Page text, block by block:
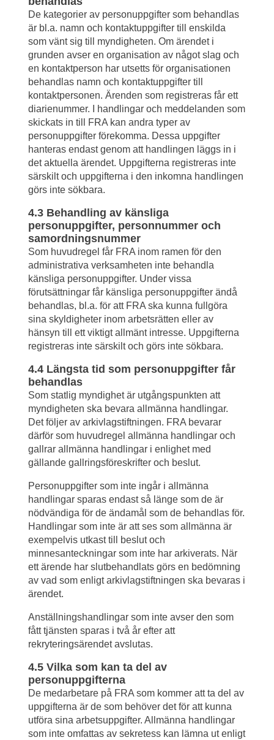
De kategorier av personuppgifter som behandlas
är bl.a. namn och kontaktuppgifter till enskilda
som vänt sig till myndigheten. Om ärendet i
grunden avser en organisation av något slag och
en kontaktperson har utsetts för organisationen
behandlas namn och kontaktuppgifter till
kontaktpersonen. Ärenden som registreras får ett
diarienummer. I handlingar och meddelanden som
skickats in till FRA kan andra typer av
personuppgifter förekomma. Dessa uppgifter
hanteras endast genom att handlingen läggs in i
det aktuella ärendet. Uppgifterna registreras inte
särskilt och uppgifterna i den inkomna handlingen
görs inte sökbara.
4.3 Behandling av känsliga
personuppgifter, personnummer och
samordningsnummer
Som huvudregel får FRA inom ramen för den
administrativa verksamheten inte behandla
känsliga personuppgifter. Under vissa
förutsättningar får känsliga personuppgifter ändå
behandlas, bl.a. för att FRA ska kunna fullgöra
sina skyldigheter inom arbetsrätten eller av
hänsyn till ett viktigt allmänt intresse. Uppgifterna
registreras inte särskilt och görs inte sökbara.
4.4 Längsta tid som personuppgifter får
behandlas
Som statlig myndighet är utgångspunkten att
myndigheten ska bevara allmänna handlingar.
Det följer av arkivlagstiftningen. FRA bevarar
därför som huvudregel allmänna handlingar och
gallrar allmänna handlingar i enlighet med
gällande gallringsföreskrifter och beslut.
Personuppgifter som inte ingår i allmänna
handlingar sparas endast så länge som de är
nödvändiga för de ändamål som de behandlas för.
Handlingar som inte är att ses som allmänna är
exempelvis utkast till beslut och
minnesanteckningar som inte har arkiverats. När
ett ärende har slutbehandlats görs en bedömning
av vad som enligt arkivlagstiftningen ska bevaras i
ärendet.
Anställningshandlingar som inte avser den som
fått tjänsten sparas i två år efter att
rekryteringsärendet avslutas.
4.5 Vilka som kan ta del av
personuppgifterna
De medarbetare på FRA som kommer att ta del av
uppgifterna är de som behöver det för att kunna
utföra sina arbetsuppgifter. Allmänna handlingar
som inte omfattas av sekretess kan lämna ut enligt